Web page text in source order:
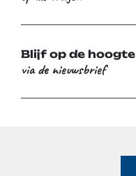
Blijf op de hoogte
via de nieuwsbrief